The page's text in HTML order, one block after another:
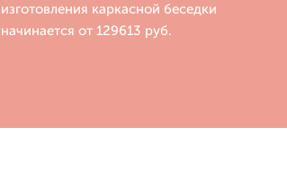
изготовления каркасной беседки
начинается от 129613 руб.